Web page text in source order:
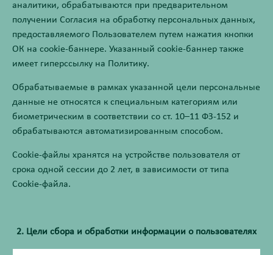
аналитики, обрабатываются при предварительном
получении Согласия на обработку персональных данных,
предоставляемого Пользователем путем нажатия кнопки
ОК на cookie-баннере. Указанный cookie-баннер также
имеет гиперссылку на Политику.
Обрабатываемые в рамках указанной цели персональные
данные не относятся к специальным категориям или
биометрическим в соответствии со ст. 10–11 ФЗ-152 и
обрабатываются автоматизированным способом.
Cookie-файлы хранятся на устройстве пользователя от
срока одной сессии до 2 лет, в зависимости от типа
Cookie-файла.
2. Цели сбора и обработки информации о пользователях